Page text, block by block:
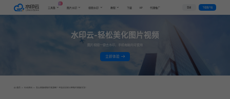
工具集
AI
图片水印 视频水印 教程 下载 VIP 代理推广 登录 下载客户端
水印云-轻松美化图片视频
图片视频一键去水印，手机电脑均可使用
立即体验
首页 > 行业资讯 > 怎么修复老照片变清晰？不妨试试这三种照片修复方法！